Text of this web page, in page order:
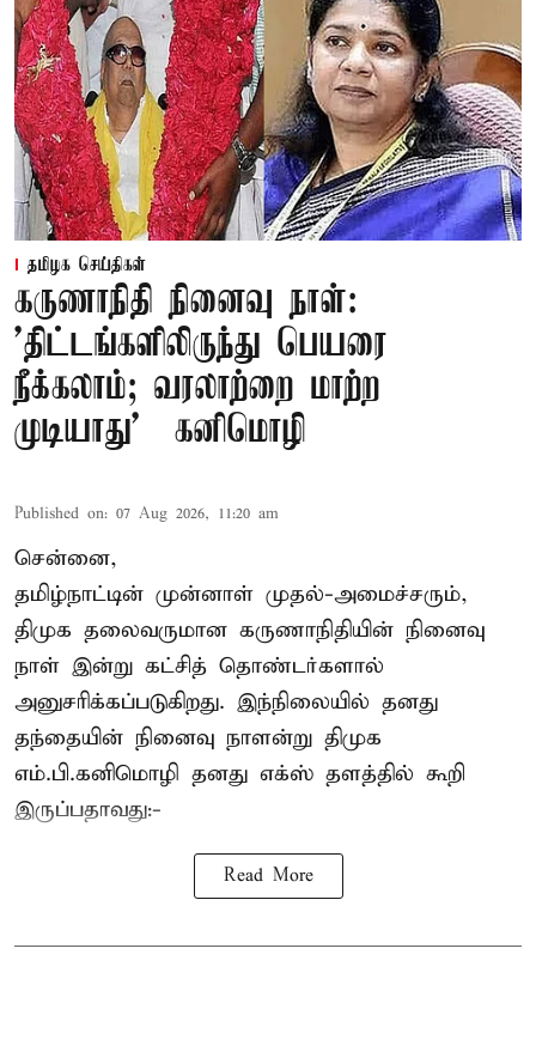
தமிழக செய்திகள்
கருணாநிதி நினைவு நாள்:
'திட்டங்களிலிருந்து பெயரை
நீக்கலாம்; வரலாற்றை மாற்ற
முடியாது' – கனிமொழி
Published on: 07 Aug 2026, 11:20 am
சென்னை,
தமிழ்நாட்டின் முன்னாள் முதல்-அமைச்சரும்,
திமுக தலைவருமான கருணாநிதியின் நினைவு
நாள் இன்று கட்சித் தொண்டர்களால்
அனுசரிக்கப்படுகிறது. இந்நிலையில் தனது
தந்தையின் நினைவு நாளன்று திமுக
எம்.பி.கனிமொழி தனது எக்ஸ் தளத்தில் கூறி
இருப்பதாவது:-
Read More